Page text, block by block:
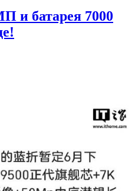
и батарея 7000